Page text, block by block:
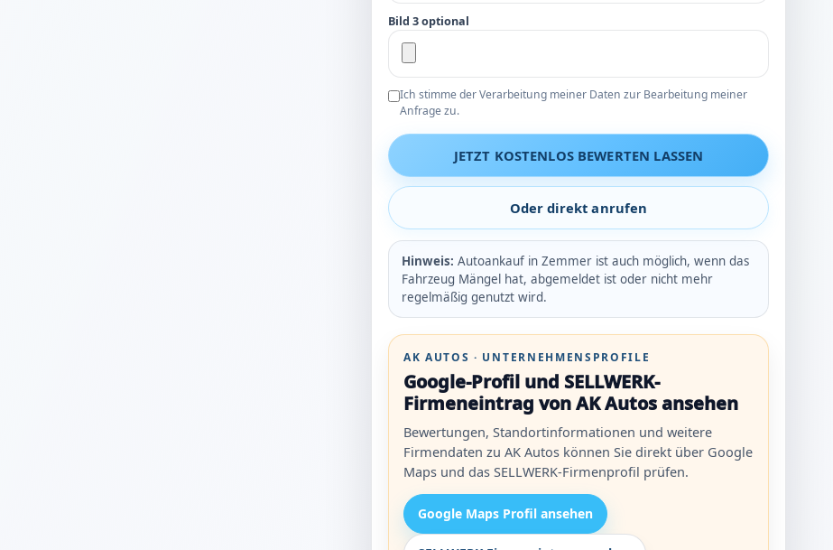
Bild 3 optional
Ich stimme der Verarbeitung meiner Daten zur Bearbeitung meiner
Anfrage zu.
JETZT KOSTENLOS BEWERTEN LASSEN
Oder direkt anrufen
Hinweis: Autoankauf in Zemmer ist auch möglich, wenn das
Fahrzeug Mängel hat, abgemeldet ist oder nicht mehr
regelmäßig genutzt wird.
AK AUTOS · UNTERNEHMENSPROFILE
Google-Profil und SELLWERK-
Firmeneintrag von AK Autos ansehen
Bewertungen, Standortinformationen und weitere
Firmendaten zu AK Autos können Sie direkt über Google
Maps und das SELLWERK-Firmenprofil prüfen.
Google Maps Profil ansehen